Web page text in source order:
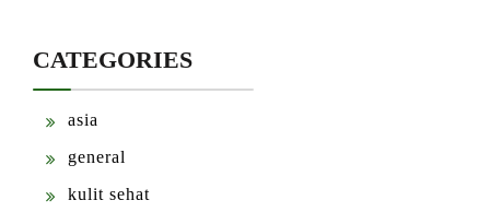
CATEGORIES
asia
general
kulit sehat